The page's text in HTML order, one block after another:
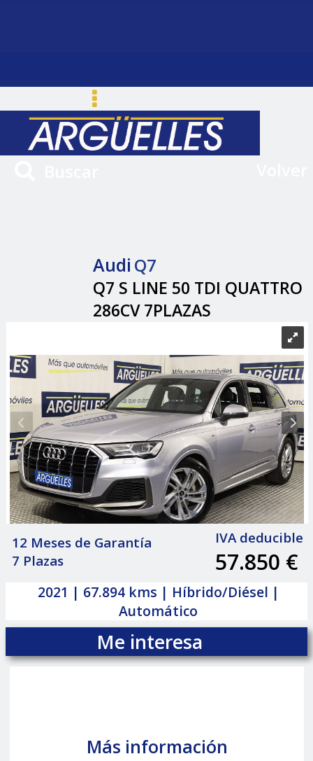
Audi Q7
Q7 S LINE 50 TDI QUATTRO
286CV 7PLAZAS
12 Meses de Garantía
7 Plazas
IVA deducible
57.850 €
2021 | 67.894 kms | Híbrido/Diésel |
Automático
Me interesa
Más información